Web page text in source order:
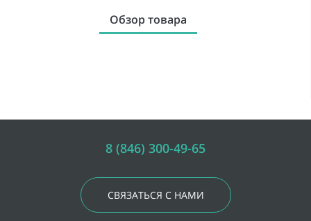
Обзор товара
8 (846) 300-49-65
СВЯЗАТЬСЯ С НАМИ